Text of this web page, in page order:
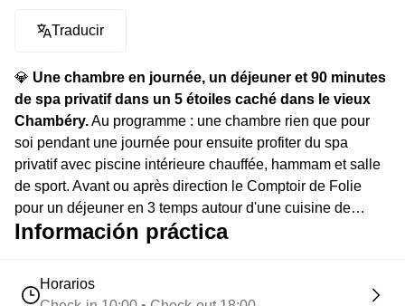
Traducir
💎 Une chambre en journée, un déjeuner et 90 minutes
de spa privatif dans un 5 étoiles caché dans le vieux
Chambéry.Au programme : une chambre rien que pour
soi pendant une journée pour ensuite profiter du spa
privatif avec piscine intérieure chauffée, hammam et salle
de sport. Avant ou après direction le Comptoir de Folie
pour un déjeuner en 3 temps autour d'une cuisine de
saison.
Información práctica
Horarios